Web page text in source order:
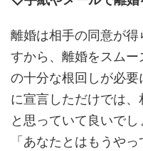
離婚は相手の同意が
すから、離婚をスム
の十分な根回しが必
に宣言しただけでは
と思っていて良いでし
「あなたとはもうや